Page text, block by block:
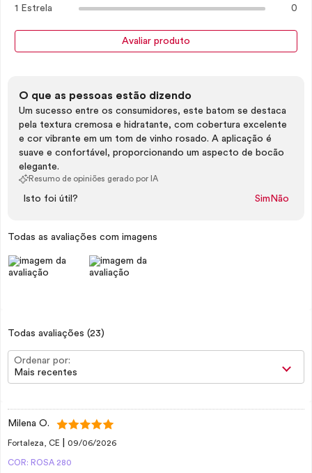
1 Estrela 0
Avaliar produto
O que as pessoas estão dizendo
Um sucesso entre os consumidores, este batom se destaca
pela textura cremosa e hidratante, com cobertura excelente
e cor vibrante em um tom de vinho rosado. A aplicação é
suave e confortável, proporcionando um aspecto de bocão
elegante.
Resumo de opiniões gerado por IA
Isto foi útil? Sim Não
Todas as avaliações com imagens
Todas avaliações (23)
Ordenar por:
Mais recentes
Milena O.
Fortaleza, CE 09/06/2026
COR: ROSA 280